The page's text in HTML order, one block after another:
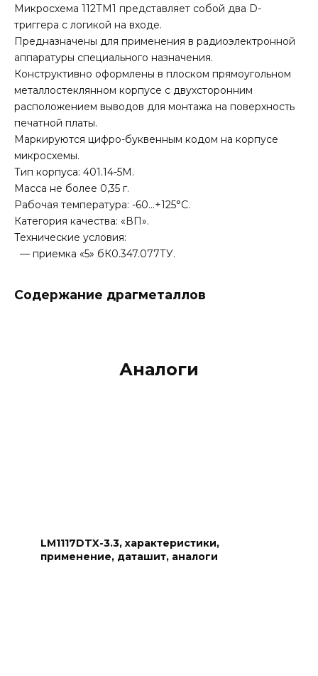
Микросхема 112ТМ1 представляет собой два D-
триггера с логикой на входе.
Предназначены для применения в радиоэлектронной
аппаратуры специального назначения.
Конструктивно оформлены в плоском прямоугольном
металлостеклянном корпусе с двухсторонним
расположением выводов для монтажа на поверхность
печатной платы.
Маркируются цифро-буквенным кодом на корпусе
микросхемы.
Тип корпуса: 401.14-5М.
Масса не более 0,35 г.
Рабочая температура: -60…+125°С.
Категория качества: «ВП».
Технические условия:
— приемка «5» бК0.347.077ТУ.
Содержание драгметаллов
Аналоги
LM1117DTX-3.3, характеристики,
применение, даташит, аналоги